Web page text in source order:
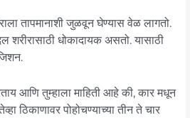
तापमानाशी जुळवून घेण्यास वेळ लागतो.
शरीरासाठी धोकादायक असतो. यासाठी
आणि तुम्हाला माहिती आहे की, कार मधून
ठिकाणावर पोहोचण्याच्या तीन ते चार